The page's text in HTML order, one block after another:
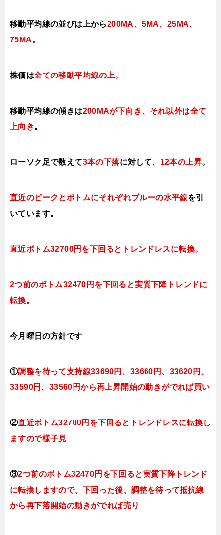
移動平均線の並びは上から200MA、5MA、25MA、
75MA。
株価は全ての移動平均線の上。
移動平均線の傾きは200MAが下向き、それ以外は全て
上向き。
ローソク足で数えて3本の下落に対して、 12本の上昇。
直近のピークとボトムにそれぞれブルーの水平線を引
いています。
直近ボトム32700円を下回るとトレンドレスに転換。
2つ前のボトム32470円を下回ると実質下降トレンドに
転換。
今月曜日 の方針です
①調整を待って支持線33690円、33660 円、33620 円、
33590円、33560 円から再上昇開始の動きがでれば買い
②直近ボトム32700円を下回るとトレンドレスに転換し
ますので様子見
③2つ前のボトム32470円を下回ると実質下降トレンド
に転換しますので、下回った後、調整を待って抵抗線
から再下落開始の動きがでれば売り